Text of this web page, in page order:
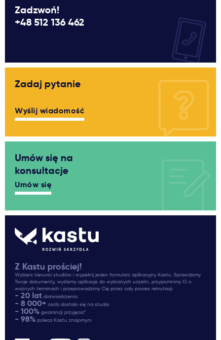
Zadzwoń!
+48 512 136 462
Zadaj pytanie
Wyślij wiadomość
Umów się na
konsultacje
Umów się
Z Kastu prościej!
Wybierz kierunki studiów i wypełnij jeden formularz aplikacyjny Kastu. Sprawdzimy
Twoje dokumenty, wyślemy aplikacje do wybranych uczelni, przypomnimy Ci o
ważnych terminach i przeprowadzimy Cię przez cały proces rekrutacji.
- 20 lat doświadczenia
- 8 000+ osób dostało się na studia
- 100% gwarancji przyjęcia*
- 98% poleca Kastu znajomym